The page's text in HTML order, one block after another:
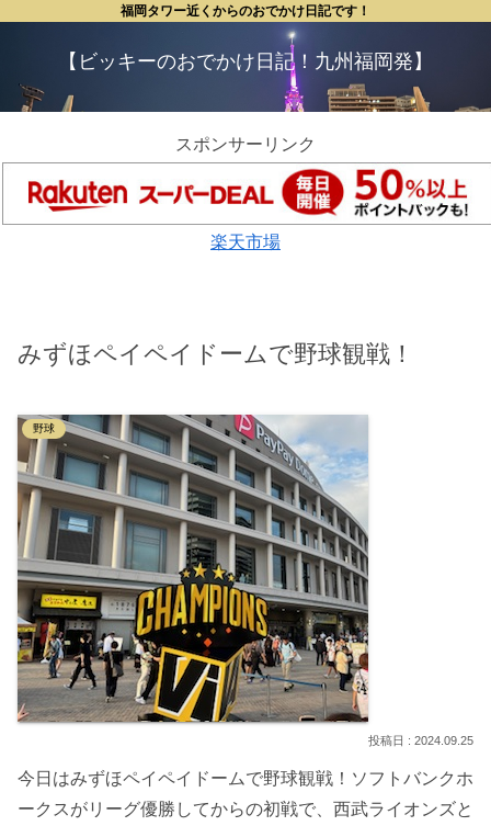
福岡タワー近くからのおでかけ日記です！
【ビッキーのおでかけ日記！九州福岡発】
スポンサーリンク
楽天市場
みずほペイペイドームで野球観戦！
野球
2024.09.25
今日はみずほペイペイドームで野球観戦！ソフトバンクホ
ークスがリーグ優勝してからの初戦で、西武ライオンズと